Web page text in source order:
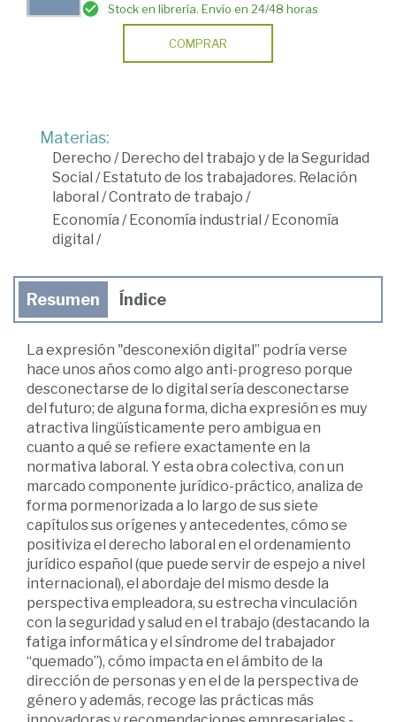
Stock en librería. Envío en 24/48 horas
COMPRAR
Materias:
Derecho / Derecho del trabajo y de la Seguridad
Social / Estatuto de los trabajadores. Relación
laboral /Contrato de trabajo /
Economía / Economía industrial / Economía
digital /
Resumen Índice
La expresión "desconexión digital” podría verse
hace unos años como algo anti-progreso porque
desconectarse de lo digital sería desconectarse
del futuro; de alguna forma, dicha expresión es muy
atractiva lingüísticamente pero ambigua en
cuanto a qué se refiere exactamente en la
normativa laboral. Y esta obra colectiva, con un
marcado componente jurídico-práctico, analiza de
forma pormenorizada a lo largo de sus siete
capítulos sus orígenes y antecedentes, cómo se
positiviza el derecho laboral en el ordenamiento
jurídico español (que puede servir de espejo a nivel
internacional), el abordaje del mismo desde la
perspectiva empleadora, su estrecha vinculación
con la seguridad y salud en el trabajo (destacando la
fatiga informática y el síndrome del trabajador
“quemado”), cómo impacta en el ámbito de la
dirección de personas y en el de la perspectiva de
género y además, recoge las prácticas más